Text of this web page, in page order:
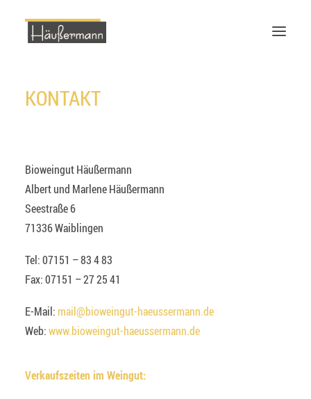
Start
Kontakt
KONTAKT
Bioweingut Häußermann
Albert und Marlene Häußermann
Seestraße 6
71336 Waiblingen
Tel: 07151 – 83 4 83
Fax: 07151 – 27 25 41
E-Mail: mail@bioweingut-haeussermann.de
Web:www.bioweingut-haeussermann.de
Verkaufszeiten im Weingut: